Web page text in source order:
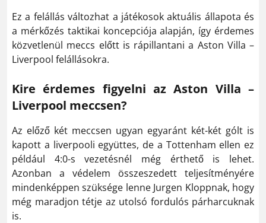
Ez a felállás változhat a játékosok aktuális állapota és
a mérkőzés taktikai koncepciója alapján, így érdemes
közvetlenül meccs előtt is rápillantani a Aston Villa –
Liverpool felállásokra.
Kire érdemes figyelni az Aston Villa –
Liverpool meccsen?
Az előző két meccsen ugyan egyaránt két-két gólt is
kapott a liverpooli együttes, de a Tottenham ellen ez
például 4:0-s vezetésnél még érthető is lehet.
Azonban a védelem összeszedett teljesítményére
mindenképpen szüksége lenne Jurgen Kloppnak, hogy
még maradjon tétje az utolsó fordulós párharcuknak
is.